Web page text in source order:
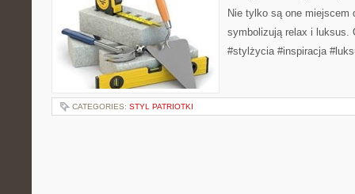
Nie tylko są one
symbolizują relax i luksus.
#stylżycia #inspiracja
CATEGORIES: STYL PATRIOTKI